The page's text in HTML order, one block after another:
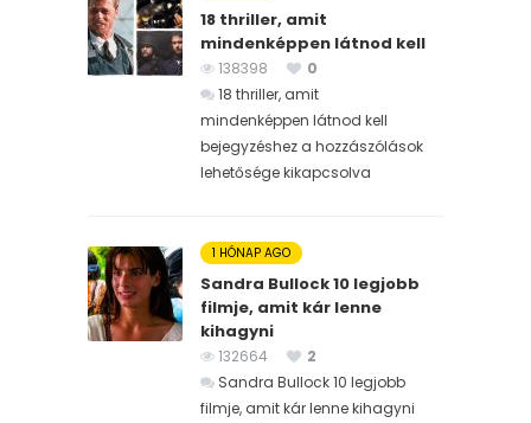
18 thriller, amit
mindenképpen látnod kell
138398
0
18 thriller, amit
mindenképpen látnod kell
bejegyzéshez a hozzászólások
lehetősége kikapcsolva
1 HÓNAP AGO
Sandra Bullock 10 legjobb
filmje, amit kár lenne
kihagyni
132664
2
Sandra Bullock 10 legjobb
filmje, amit kár lenne kihagyni